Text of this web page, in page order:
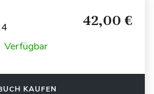
42,00 €
Verfügbar
KAUFEN